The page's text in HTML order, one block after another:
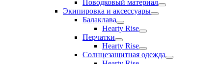
Поводковый материал
Экипировка и аксессуары
Балаклава
Hearty Rise
Перчатки
Hearty Rise
Солнцезащитная одежда